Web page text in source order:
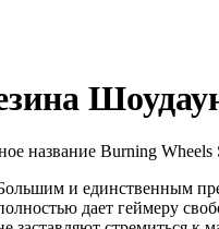
название Burning Wheels
и единственным
дает геймеру